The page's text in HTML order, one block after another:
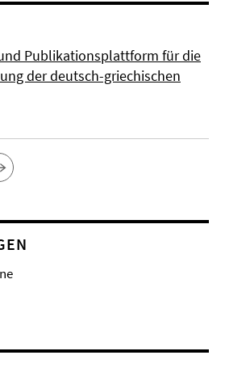
Publikationsplattform für die
der deutsch-griechischen